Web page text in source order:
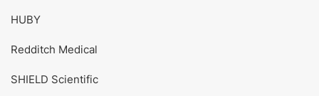
HUBY
Redditch Medical
SHIELD Scientific